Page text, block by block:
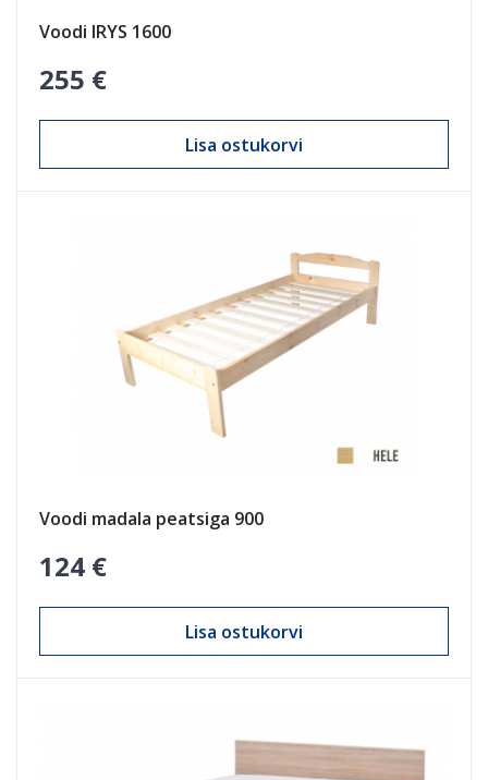
Voodi IRYS 1600
255 €
Lisa ostukorvi
Voodi madala peatsiga 900
124 €
Lisa ostukorvi